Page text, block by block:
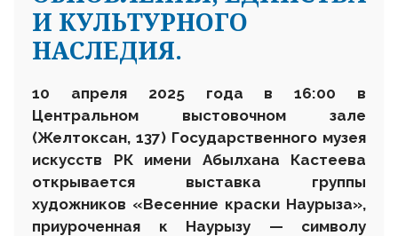
И КУЛЬТУРНОГО
НАСЛЕДИЯ.
10 апреля 2025 года в 16:00 в
Центральном выстовочном зале
(Желтоксан, 137) Государственного музея
искусств РК имени Абылхана Кастеева
открывается выставка группы
художников «Весенние краски Наурыза»,
приуроченная к Наурызу — символу